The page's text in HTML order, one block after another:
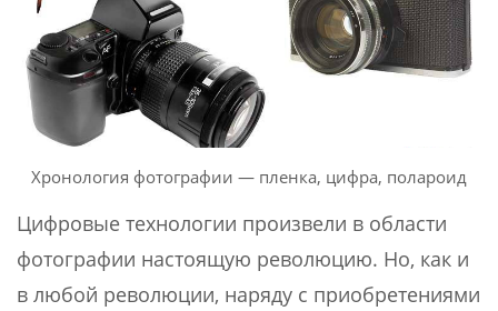
Хронология фотографии — пленка, цифра, полароид
Цифровые технологии произвели в области
фотографии настоящую революцию. Но, как и
в любой революции, наряду с приобретениями